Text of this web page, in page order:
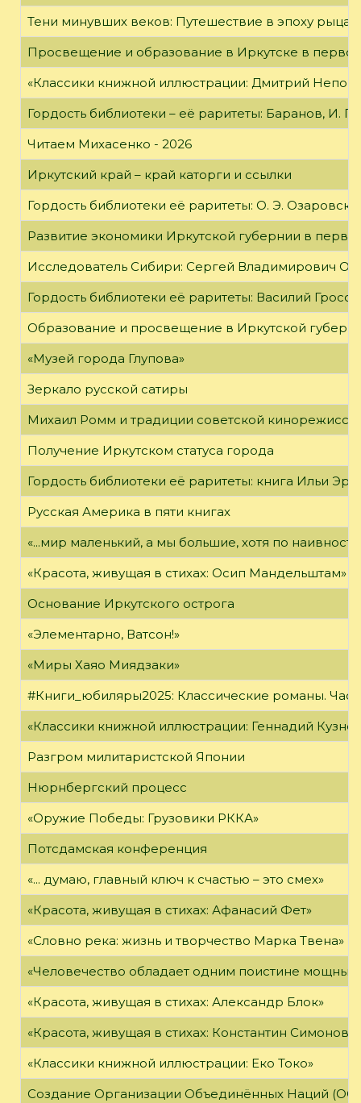
Тени минувших веков: Путешествие в эпоху
Просвещение и образование в Иркутске в
«Классики книжной иллюстрации: Дмитрий
Гордость библиотеки – её раритеты: Баранов, И.
Читаем Михасенко - 2026
Иркутский край – край каторги и ссылки
Гордость библиотеки её раритеты: О. Э.
Развитие экономики Иркутской губернии в
Исследователь Сибири: Сергей Владимирович
Гордость библиотеки её раритеты: Василий
Образование и просвещение в Иркутской
«Музей города Глупова»
Зеркало русской сатиры
Михаил Ромм и традиции советской
Получение Иркутском статуса города
Гордость библиотеки её раритеты: книга Ильи
Русская Америка в пяти книгах
«...мир маленький, а мы большие, хотя по
«Красота, живущая в стихах: Осип Мандельштам»
Основание Иркутского острога
«Элементарно, Ватсон!»
«Миры Хаяо Миядзаки»
#Книги_юбиляры2025: Классические романы.
«Классики книжной иллюстрации: Геннадий
Разгром милитаристской Японии
Нюрнбергский процесс
«Оружие Победы: Грузовики РККА»
Потсдамская конференция
«... думаю, главный ключ к счастью – это смех»
«Красота, живущая в стихах: Афанасий Фет»
«Словно река: жизнь и творчество Марка Твена»
«Человечество обладает одним поистине
«Красота, живущая в стихах: Александр Блок»
«Красота, живущая в стихах: Константин Симонов»
«Классики книжной иллюстрации: Еко Токо»
Создание Организации Объединённых Наций